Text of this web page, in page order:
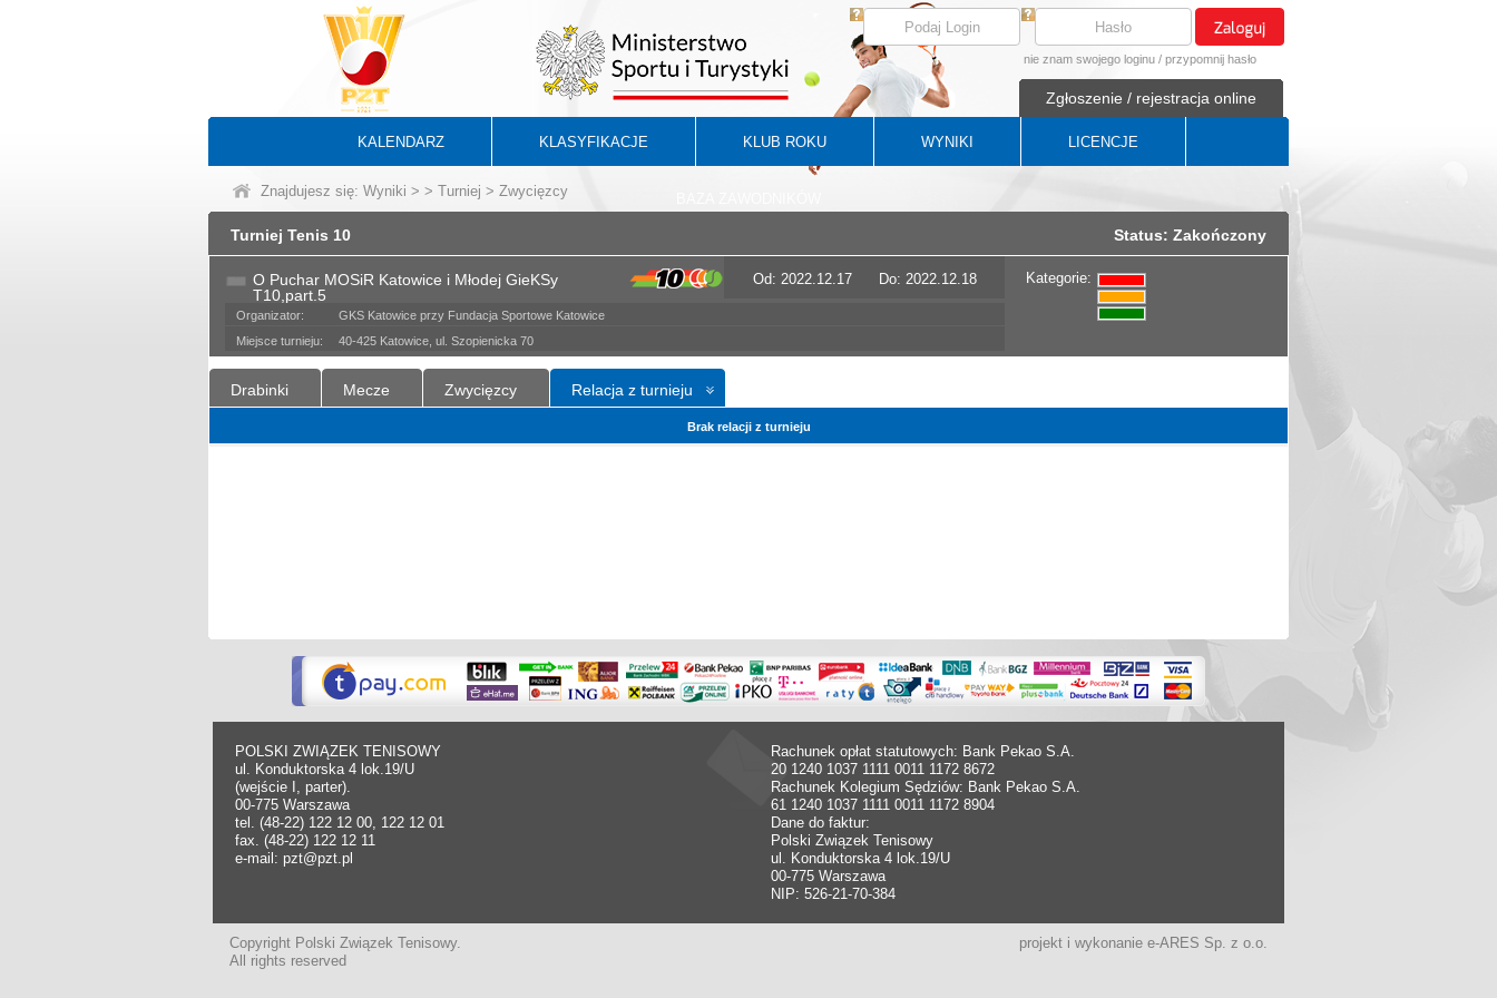
nie znam swojego loginu / przypomnij hasło
Zgłoszenie / rejestracja online
KALENDARZ KLASYFIKACJE KLUB ROKU WYNIKI LICENCJE
Znajdujesz się: Wyniki > > Turniej > Zwycięzcy
Turniej Tenis 10 Status: Zakończony
O Puchar MOSiR Katowice i Młodej GieKSy
T10,part.5
Od: 2022.12.17 Do: 2022.12.18
Organizator:
GKS Katowice przy Fundacja Sportowe Katowice
Miejsce turnieju:
40-425 Katowice, ul. Szopienicka 70
Kategorie:
Drabinki Mecze Zwycięzcy Relacja z turnieju
Brak relacji z turnieju
POLSKI ZWIĄZEK TENISOWY
ul. Konduktorska 4 lok.19/U
(wejście I, parter).
00-775 Warszawa
tel. (48-22) 122 12 00, 122 12 01
fax. (48-22) 122 12 11
e-mail: pzt@pzt.pl
Rachunek opłat statutowych: Bank Pekao S.A.
20 1240 1037 1111 0011 1172 8672
Rachunek Kolegium Sędziów: Bank Pekao S.A.
61 1240 1037 1111 0011 1172 8904
Dane do faktur:
Polski Związek Tenisowy
ul. Konduktorska 4 lok.19/U
00-775 Warszawa
NIP: 526-21-70-384
Copyright Polski Związek Tenisowy.
All rights reserved
projekt i wykonanie e-ARES Sp. z o.o.